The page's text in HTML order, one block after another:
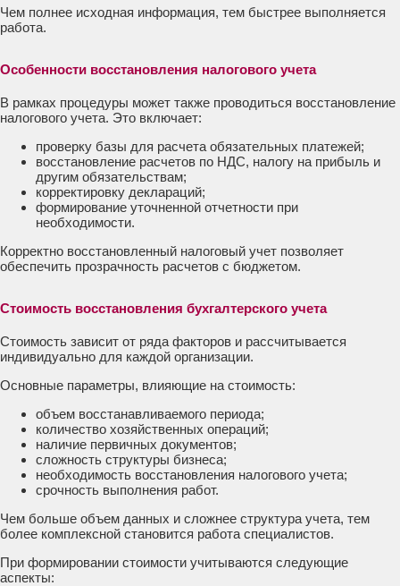
Чем полнее исходная информация, тем быстрее выполняется
работа.
Особенности восстановления налогового учета
В рамках процедуры может также проводиться восстановление
налогового учета. Это включает:
проверку базы для расчета обязательных платежей;
восстановление расчетов по НДС, налогу на прибыль и
другим обязательствам;
корректировку деклараций;
формирование уточненной отчетности при
необходимости.
Корректно восстановленный налоговый учет позволяет
обеспечить прозрачность расчетов с бюджетом.
Стоимость восстановления бухгалтерского учета
Стоимость зависит от ряда факторов и рассчитывается
индивидуально для каждой организации.
Основные параметры, влияющие на стоимость:
объем восстанавливаемого периода;
количество хозяйственных операций;
наличие первичных документов;
сложность структуры бизнеса;
необходимость восстановления налогового учета;
срочность выполнения работ.
Чем больше объем данных и сложнее структура учета, тем
более комплексной становится работа специалистов.
При формировании стоимости учитываются следующие
аспекты: